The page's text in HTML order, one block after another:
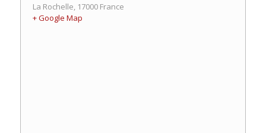
La Rochelle, 17000 France
+ Google Map